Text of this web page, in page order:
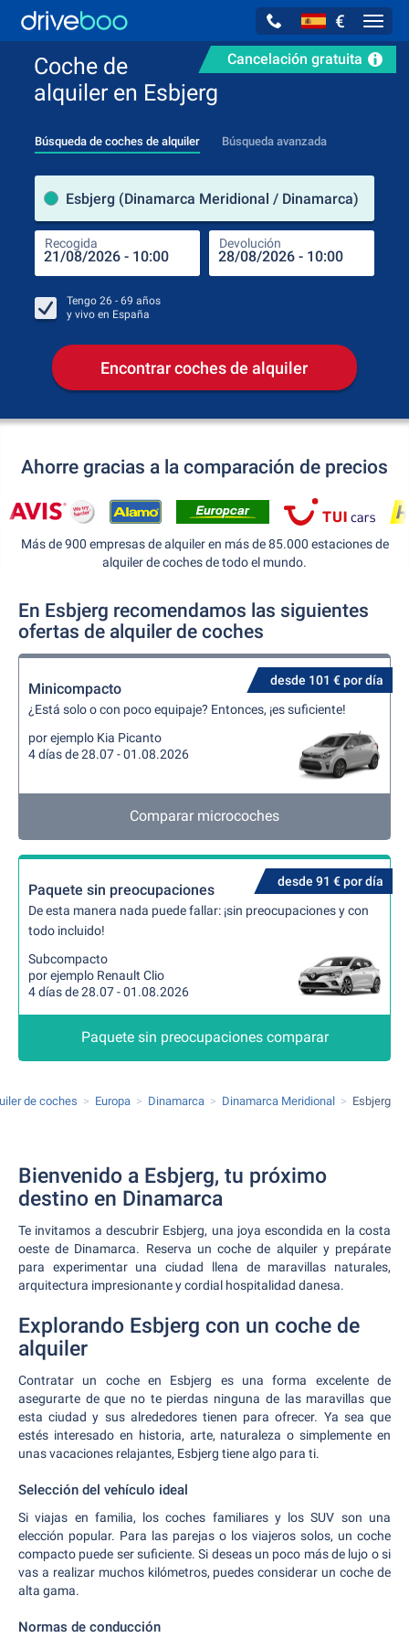
€
Cancelación gratuita
Coche de
alquiler en Esbjerg
Búsqueda de coches de alquiler Búsqueda avanzada
Esbjerg (Dinamarca Meridional / Dinamarca)
Recogida Devolución
Tengo 26 - 69 años
y vivo en España
Encontrar coches de alquiler
Ahorre gracias a la comparación de precios
Más de 900 empresas de alquiler en más de 85.000 estaciones de
alquiler de coches de todo el mundo.
En Esbjerg recomendamos las siguientes
ofertas de alquiler de coches
desde 101 € por día
Minicompacto
¿Está solo o con poco equipaje? Entonces, ¡es suficiente!
por ejemplo Kia Picanto
4 días de 28.07 - 01.08.2026
Comparar microcoches
desde 91 € por día
Paquete sin preocupaciones
De esta manera nada puede fallar: ¡sin preocupaciones y con
todo incluido!
Subcompacto
por ejemplo Renault Clio
4 días de 28.07 - 01.08.2026
Paquete sin preocupaciones comparar
de coches Europa Dinamarca Dinamarca Meridional Esbjerg
Bienvenido a Esbjerg, tu próximo
destino en Dinamarca
Te invitamos a descubrir Esbjerg, una joya escondida en la costa
oeste de Dinamarca. Reserva un coche de alquiler y prepárate
para experimentar una ciudad llena de maravillas naturales,
arquitectura impresionante y cordial hospitalidad danesa.
Explorando Esbjerg con un coche de
alquiler
Contratar un coche en Esbjerg es una forma excelente de
asegurarte de que no te pierdas ninguna de las maravillas que
esta ciudad y sus alrededores tienen para ofrecer. Ya sea que
estés interesado en historia, arte, naturaleza o simplemente en
unas vacaciones relajantes, Esbjerg tiene algo para ti.
Selección del vehículo ideal
Si viajas en familia, los coches familiares y los SUV son una
elección popular. Para las parejas o los viajeros solos, un coche
compacto puede ser suficiente. Si deseas un poco más de lujo o si
vas a realizar muchos kilómetros, puedes considerar un coche de
alta gama.
Normas de conducción